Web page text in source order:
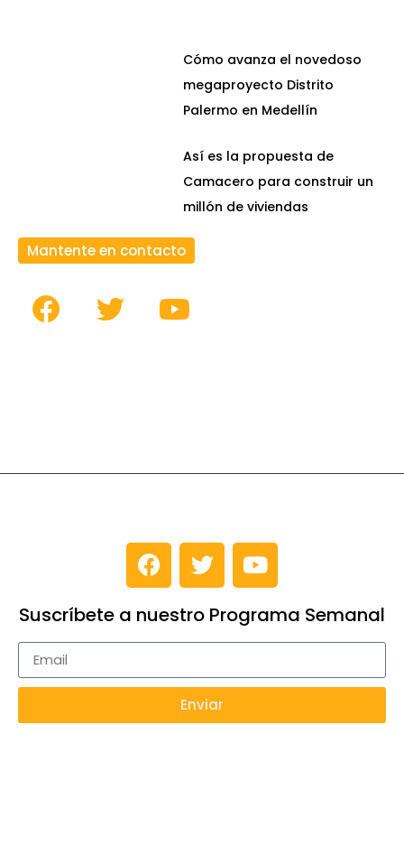
Cómo avanza el novedoso
megaproyecto Distrito
Palermo en Medellín
Así es la propuesta de
Camacero para construir un
millón de viviendas
Mantente en contacto
Suscríbete a nuestro Programa Semanal
Enviar